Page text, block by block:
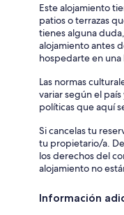
Este alojamiento
patios o terrazas
tienes alguna
alojamiento antes
hospedarte en
Las normas
variar según el
políticas que aquí
Si cancelas tu
tu propietario/a.
los derechos del
alojamiento no
Información